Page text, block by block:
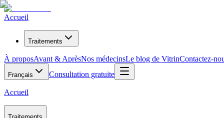
Accueil
Traitements
À proposAvant & AprèsNos médecinsLe blog de VitrinContactez-
Français Consultation gratuite
Accueil